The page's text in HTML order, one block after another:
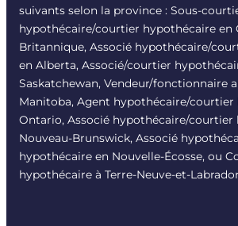
suivants selon la province : Sous-
hypothécaire/courtier hypothécaire en
Britannique, Associé hypothécaire/
en Alberta, Associé/courtier
Saskatchewan, Vendeur/fonctionnaire
Manitoba, Agent hypothécaire/courtier
Ontario, Associé hypothécaire/courtier
Nouveau-Brunswick, Associé
hypothécaire en Nouvelle-Écosse, ou
hypothécaire à Terre-Neuve-et-